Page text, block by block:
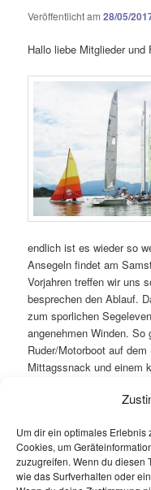
Um dir ein optimales
Cookies, um
zuzugreifen. Wenn du diesen
wie das Surfverhalten oder
Veröffentlicht am28/05/
Hallo liebe Mitglieder und
endlich ist es wieder so
Ansegeln findet am
Vorjahren treffen wir uns
besprechen den Ablauf.
zum sporlichen
angenehmen Winden. So
Ruder/Motorboot auf
Mittagssnack und einem
ab 19:00 Uhr ist wieder
für uns reserviert. Für
Nach dem Essen wird